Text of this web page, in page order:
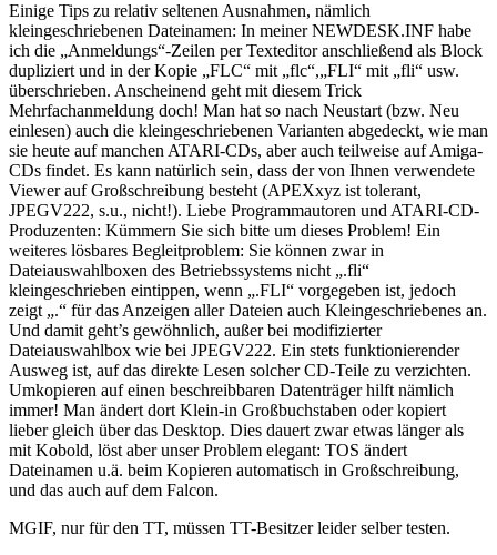
Einige Tips zu relativ seltenen Ausnahmen, nämlich
kleingeschriebenen Dateinamen: In meiner NEWDESK.INF habe
ich die „Anmeldungs“-Zeilen per Texteditor anschließend als Block
dupliziert und in der Kopie „FLC“ mit „flc“,„FLI“ mit „fli“ usw.
überschrieben. Anscheinend geht mit diesem Trick
Mehrfachanmeldung doch! Man hat so nach Neustart (bzw. Neu
einlesen) auch die kleingeschriebenen Varianten abgedeckt, wie man
sie heute auf manchen ATARI-CDs, aber auch teilweise auf Amiga-
CDs findet. Es kann natürlich sein, dass der von Ihnen verwendete
Viewer auf Großschreibung besteht (APEXxyz ist tolerant,
JPEGV222, s.u., nicht!). Liebe Programmautoren und ATARI-CD-
Produzenten: Kümmern Sie sich bitte um dieses Problem! Ein
weiteres lösbares Begleitproblem: Sie können zwar in
Dateiauswahlboxen des Betriebssystems nicht „.fli“
kleingeschrieben eintippen, wenn „.FLI“ vorgegeben ist, jedoch
zeigt „.“ für das Anzeigen aller Dateien auch Kleingeschriebenes an.
Und damit geht’s gewöhnlich, außer bei modifizierter
Dateiauswahlbox wie bei JPEGV222. Ein stets funktionierender
Ausweg ist, auf das direkte Lesen solcher CD-Teile zu verzichten.
Umkopieren auf einen beschreibbaren Datenträger hilft nämlich
immer! Man ändert dort Klein-in Großbuchstaben oder kopiert
lieber gleich über das Desktop. Dies dauert zwar etwas länger als
mit Kobold, löst aber unser Problem elegant: TOS ändert
Dateinamen u.ä. beim Kopieren automatisch in Großschreibung,
und das auch auf dem Falcon.
MGIF, nur für den TT, müssen TT-Besitzer leider selber testen.